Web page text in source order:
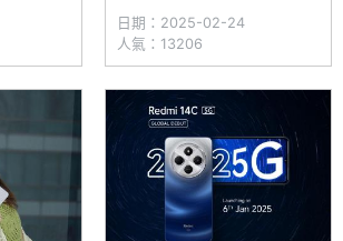
池，設
電源鍵，
支援
18W 充
與 5,160mAh 大容量電池，還
設有整合指紋辨識功能的電源
鍵，提供 3.5mm 耳機孔、支援
microSD 記憶卡擴充、18W 充
電速度等規格，大幅提高使用
日期：2025-02-24
人氣：13206